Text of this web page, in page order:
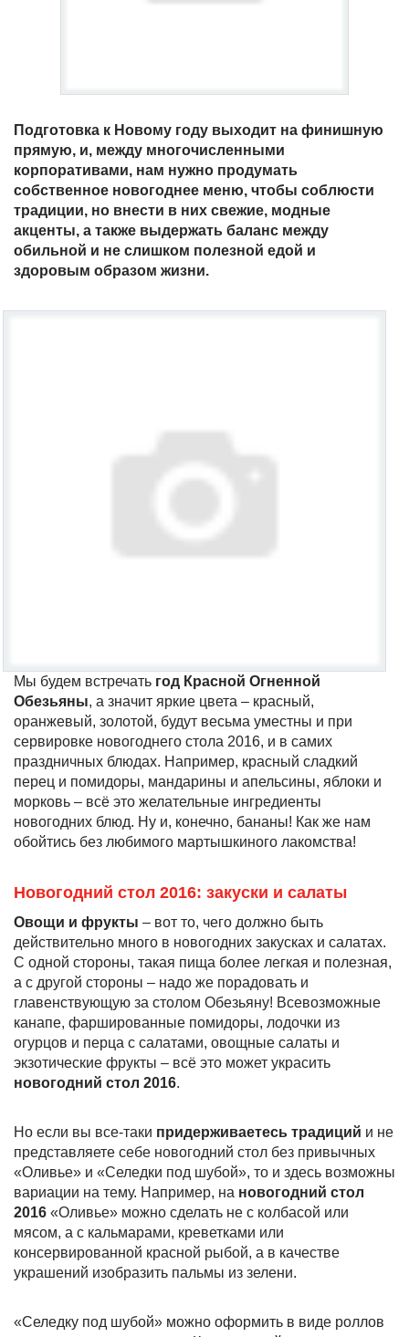
Подготовка к Новому году выходит на финишную
прямую, и, между многочисленными
корпоративами, нам нужно продумать
собственное новогоднее меню, чтобы соблюсти
традиции, но внести в них свежие, модные
акценты, а также выдержать баланс между
обильной и не слишком полезной едой и
здоровым образом жизни.
Мы будем встречать год Красной Огненной
Обезьяны, а значит яркие цвета – красный,
оранжевый, золотой, будут весьма уместны и при
сервировке новогоднего стола 2016, и в самих
праздничных блюдах. Например, красный сладкий
перец и помидоры, мандарины и апельсины, яблоки и
морковь – всё это желательные ингредиенты
новогодних блюд. Ну и, конечно, бананы! Как же нам
обойтись без любимого мартышкиного лакомства!
Новогодний стол 2016: закуски и салаты
Овощи и фрукты – вот то, чего должно быть
действительно много в новогодних закусках и салатах.
С одной стороны, такая пища более легкая и полезная,
а с другой стороны – надо же порадовать и
главенствующую за столом Обезьяну! Всевозможные
канапе, фаршированные помидоры, лодочки из
огурцов и перца с салатами, овощные салаты и
экзотические фрукты – всё это может украсить
новогодний стол 2016.
Но если вы все-таки придерживаетесь традиций и не
представляете себе новогодний стол без привычных
«Оливье» и «Селедки под шубой», то и здесь возможны
вариации на тему. Например, на новогодний стол
2016 «Оливье» можно сделать не с колбасой или
мясом, а с кальмарами, креветками или
консервированной красной рыбой, а в качестве
украшений изобразить пальмы из зелени.
«Селедку под шубой» можно оформить в виде роллов